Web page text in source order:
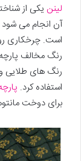
لینن یکی از
آن انجام می
است. چرخکاری
رنگ مخالف
رنگ های طلایی
استفاده کرد.
برای دوخت